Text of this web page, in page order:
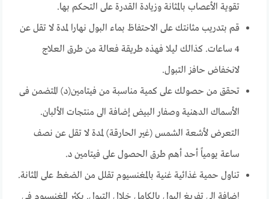
تقوية الأعصاب بالمثانة وزيادة القدرة على التحكم بها.
قم بتدريب مثانتك على الاحتفاظ بماء البول نهارا لمدة لا تقل عن
4 ساعات. كذالك ليلا فهذه طريقة فعالة من طرق العلاج
لانخفاض حافز التبول.
تحقق من حصولك على كمية مناسبة من فيتامين(د) المتضمن فى
الأسماك الدهنية وصفار البيض إضافة الى منتجات الألبان.
التعرض لأشعة الشمس (غير الحارقة) لمدة لا تقل عن نصف
ساعة يومياً أحد أهم طرق الحصول على فيتامين د.
تناول حمية غذائية غنية بالمغنسيوم تقلل من الضغط على المثانة.
إضافة الى تفريغ البول بالكامل خلال التبول. يكثر المغنسيوم فى